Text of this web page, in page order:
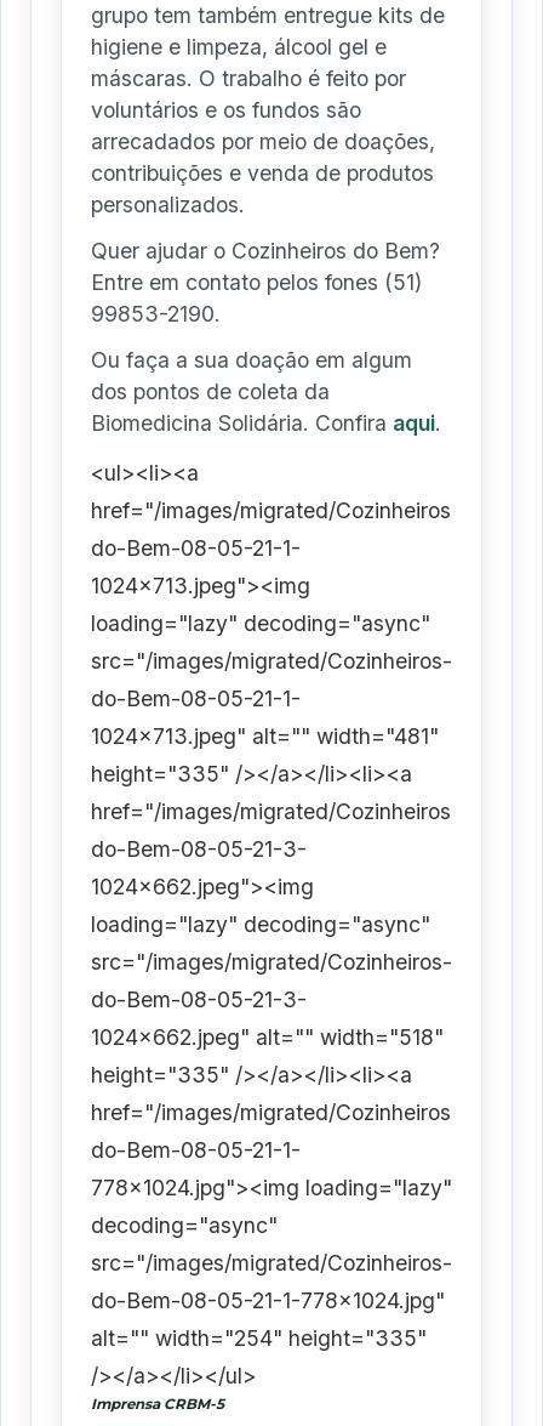
grupo tem também entregue kits de
higiene e limpeza, álcool gel e
máscaras. O trabalho é feito por
voluntários e os fundos são
arrecadados por meio de doações,
contribuições e venda de produtos
personalizados.
Quer ajudar o Cozinheiros do Bem?
Entre em contato pelos fones (51)
99853-2190.
Ou faça a sua doação em algum
dos pontos de coleta da
Biomedicina Solidária. Confira aqui.
<ul><li><a
href="/images/migrated/Cozinheiros-
do-Bem-08-05-21-1-
1024x713.jpeg"><img
loading="lazy" decoding="async"
src="/images/migrated/Cozinheiros-
do-Bem-08-05-21-1-
1024x713.jpeg" alt="" width="481"
height="335" /></a></li><li><a
href="/images/migrated/Cozinheiros-
do-Bem-08-05-21-3-
1024x662.jpeg"><img
loading="lazy" decoding="async"
src="/images/migrated/Cozinheiros-
do-Bem-08-05-21-3-
1024x662.jpeg" alt="" width="518"
height="335" /></a></li><li><a
href="/images/migrated/Cozinheiros-
do-Bem-08-05-21-1-
778x1024.jpg"><img loading="lazy"
decoding="async"
src="/images/migrated/Cozinheiros-
do-Bem-08-05-21-1-778x1024.jpg"
alt="" width="254" height="335"
/></a></li></ul>
Imprensa CRBM-5